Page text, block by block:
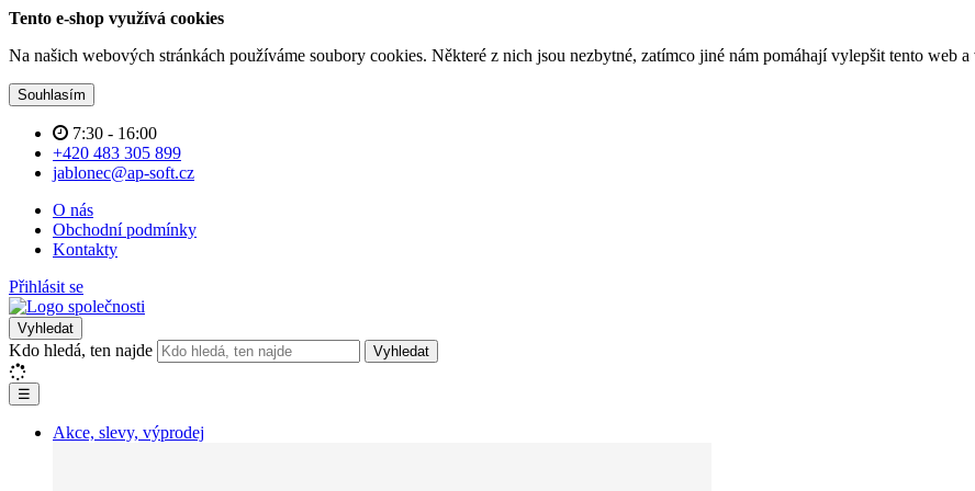
Tento e-shop využívá cookies
Na našich webových stránkách používáme soubory cookies. Některé z nich jsou nezbytné, zatímco jiné nám pomáhají vylepšit tento web
Souhlasím
7:30 - 16:00
+420 483 305 899
jablonec@ap-soft.cz
O nás
Obchodní podmínky
Kontakty
Přihlásit se
Vyhledat
Kdo hledá, ten najde Vyhledat
☰
Akce, slevy, výprodej